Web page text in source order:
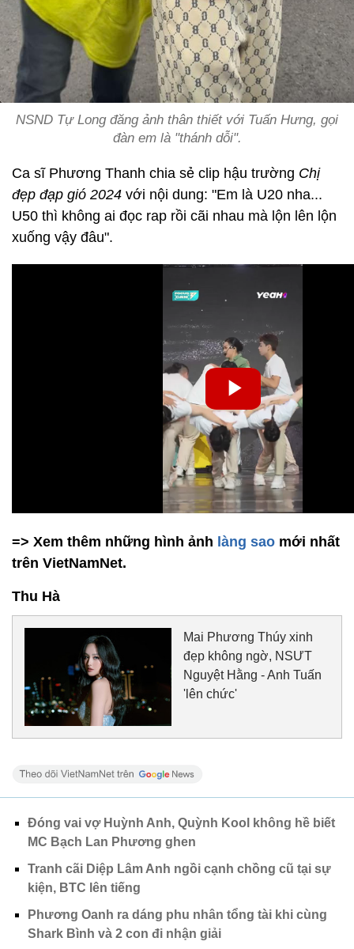
NSND Tự Long đăng ảnh thân thiết với Tuấn Hưng, gọi
đàn em là "thánh dỗi".
Ca sĩ Phương Thanh chia sẻ clip hậu trường Chị
đẹp đạp gió 2024 với nội dung: "Em là U20 nha...
U50 thì không ai đọc rap rồi cãi nhau mà lộn lên lộn
xuống vậy đâu".
=> Xem thêm những hình ảnh làng sao mới nhất
trên VietNamNet.
Thu Hà
Mai Phương Thúy xinh
đẹp không ngờ, NSƯT
Nguyệt Hằng - Anh Tuấn
'lên chức'
Đóng vai vợ Huỳnh Anh, Quỳnh Kool không hề biết
MC Bạch Lan Phương ghen
Tranh cãi Diệp Lâm Anh ngồi cạnh chồng cũ tại sự
kiện, BTC lên tiếng
Phương Oanh ra dáng phu nhân tổng tài khi cùng
Shark Bình và 2 con đi nhận giải